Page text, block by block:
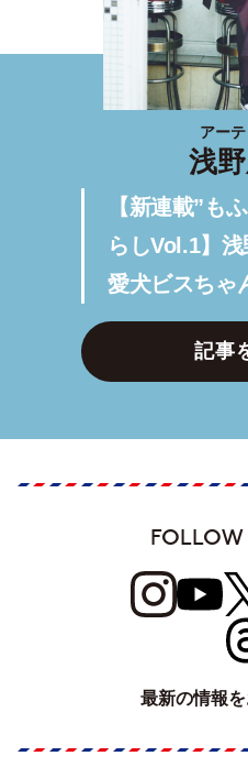
アー
浅
【新連載”も
らしVol.1】
愛犬ビスちゃ
記事
FOLLOW
最新の情報